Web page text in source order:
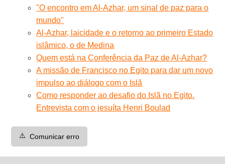
"O encontro em Al-Azhar, um sinal de paz para o
mundo"
Al-Azhar, laicidade e o retorno ao primeiro Estado
islâmico, o de Medina
Quem está na Conferência da Paz de Al-Azhar?
A missão de Francisco no Egito para dar um novo
impulso ao diálogo com o Islã
Como responder ao desafio do Islã no Egito.
Entrevista com o jesuíta Henri Boulad
⚠️ Comunicar erro